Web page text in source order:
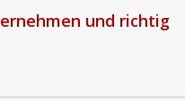
und richtig